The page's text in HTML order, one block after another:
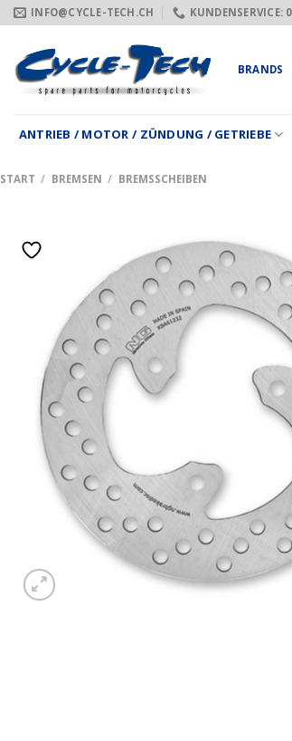
Zum
Inhalt
springen
INFO@CYCLE-TECH.CH KUNDENSERVICE:
BRANDS
ANTRIEB / MOTOR / ZÜNDUNG / GETRIEBE
START / BREMSEN / BREMSSCHEIBEN